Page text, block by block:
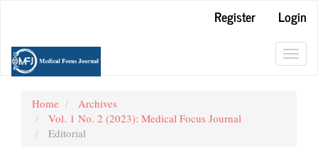
Content
Sidebar
Register
Login
Home
Archives
Vol. 1 No. 2 (2023): Medical Focus Journal
Editorial